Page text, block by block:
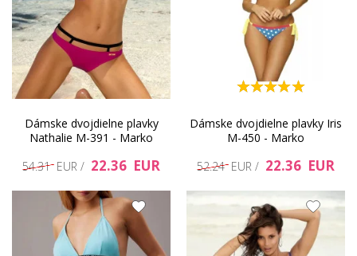
Dámske dvojdielne plavky
Nathalie M-391 - Marko
54.31 EUR / 22.36 EUR
Dámske dvojdielne plavky Iris
M-450 - Marko
52.24 EUR / 22.36 EUR